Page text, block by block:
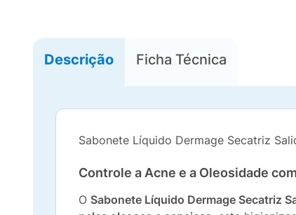
Descrição Ficha Técnica
Sabonete Líquido Dermage Secatriz
Controle a Acne e a Oleosidade
O Sabonete Líquido Dermage Secatriz